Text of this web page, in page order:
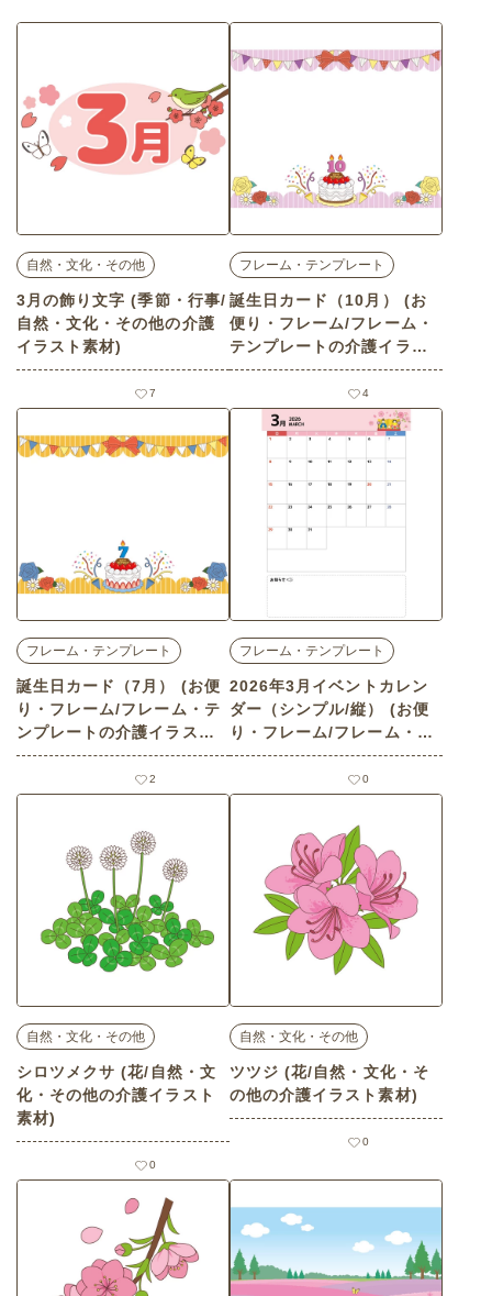
自然・文化・その他
3月の飾り文字 (季節・行事/
自然・文化・その他の介護
イラスト素材)
7
フレーム・テンプレート
誕生日カード（10月） (お
便り・フレーム/フレーム・
テンプレートの介護イラス
ト素材)
4
フレーム・テンプレート
誕生日カード（7月） (お便
り・フレーム/フレーム・テ
ンプレートの介護イラスト
素材)
2
フレーム・テンプレート
2026年3月イベントカレン
ダー（シンプル/縦） (お便
り・フレーム/フレーム・テ
ンプレートの介護イラスト
0
自然・文化・その他
シロツメクサ (花/自然・文
化・その他の介護イラスト
素材)
0
自然・文化・その他
ツツジ (花/自然・文化・そ
の他の介護イラスト素材)
0